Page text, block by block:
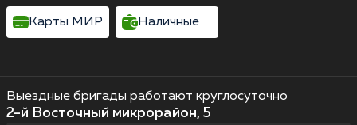
Выездные бригады работают круглосуточно
2-й Восточный микрорайон, 5
Карты МИР Наличные